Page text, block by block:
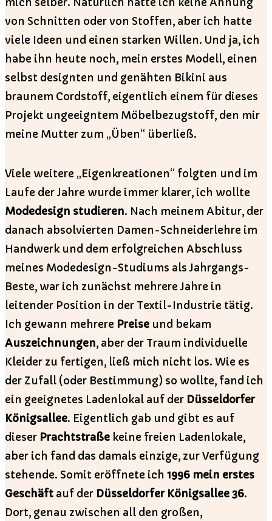
von Schnitten oder von Stoffen, aber ich hatte
viele Ideen und einen starken Willen. Und ja, ich
habe ihn heute noch, mein erstes Modell, einen
selbst designten und genähten Bikini aus
braunem Cordstoff, eigentlich einem für dieses
Projekt ungeeigntem Möbelbezugstoff, den mir
meine Mutter zum „Üben“ überließ.
Viele weitere „Eigenkreationen“ folgten und im
Laufe der Jahre wurde immer klarer, ich wollte
Modedesign studieren. Nach meinem Abitur, der
danach absolvierten Damen-Schneiderlehre im
Handwerk und dem erfolgreichen Abschluss
meines Modedesign-Studiums als Jahrgangs-
Beste, war ich zunächst mehrere Jahre in
leitender Position in der Textil-Industrie tätig.
Ich gewann mehrere Preise und bekam
Auszeichnungen, aber der Traum individuelle
Kleider zu fertigen, ließ mich nicht los. Wie es
der Zufall (oder Bestimmung) so wollte, fand ich
ein geeignetes Ladenlokal auf der Düsseldorfer
Königsallee. Eigentlich gab und gibt es auf
dieser Prachtstraße keine freien Ladenlokale,
aber ich fand das damals einzige, zur Verfügung
stehende. Somit eröffnete ich 1996 mein erstes
Geschäft auf der Düsseldorfer Königsallee 36.
Dort, genau zwischen all den großen,